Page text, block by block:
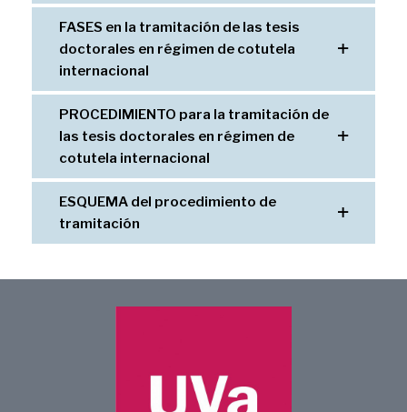
FASES en la tramitación de las tesis
doctorales en régimen de cotutela
internacional
PROCEDIMIENTO para la tramitación de
las tesis doctorales en régimen de
cotutela internacional
ESQUEMA del procedimiento de
tramitación